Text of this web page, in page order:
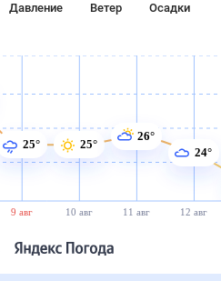
Давление Ветер Осадки
9 авг 10 авг 11 авг 12 авг
25° 25°
26°
24°